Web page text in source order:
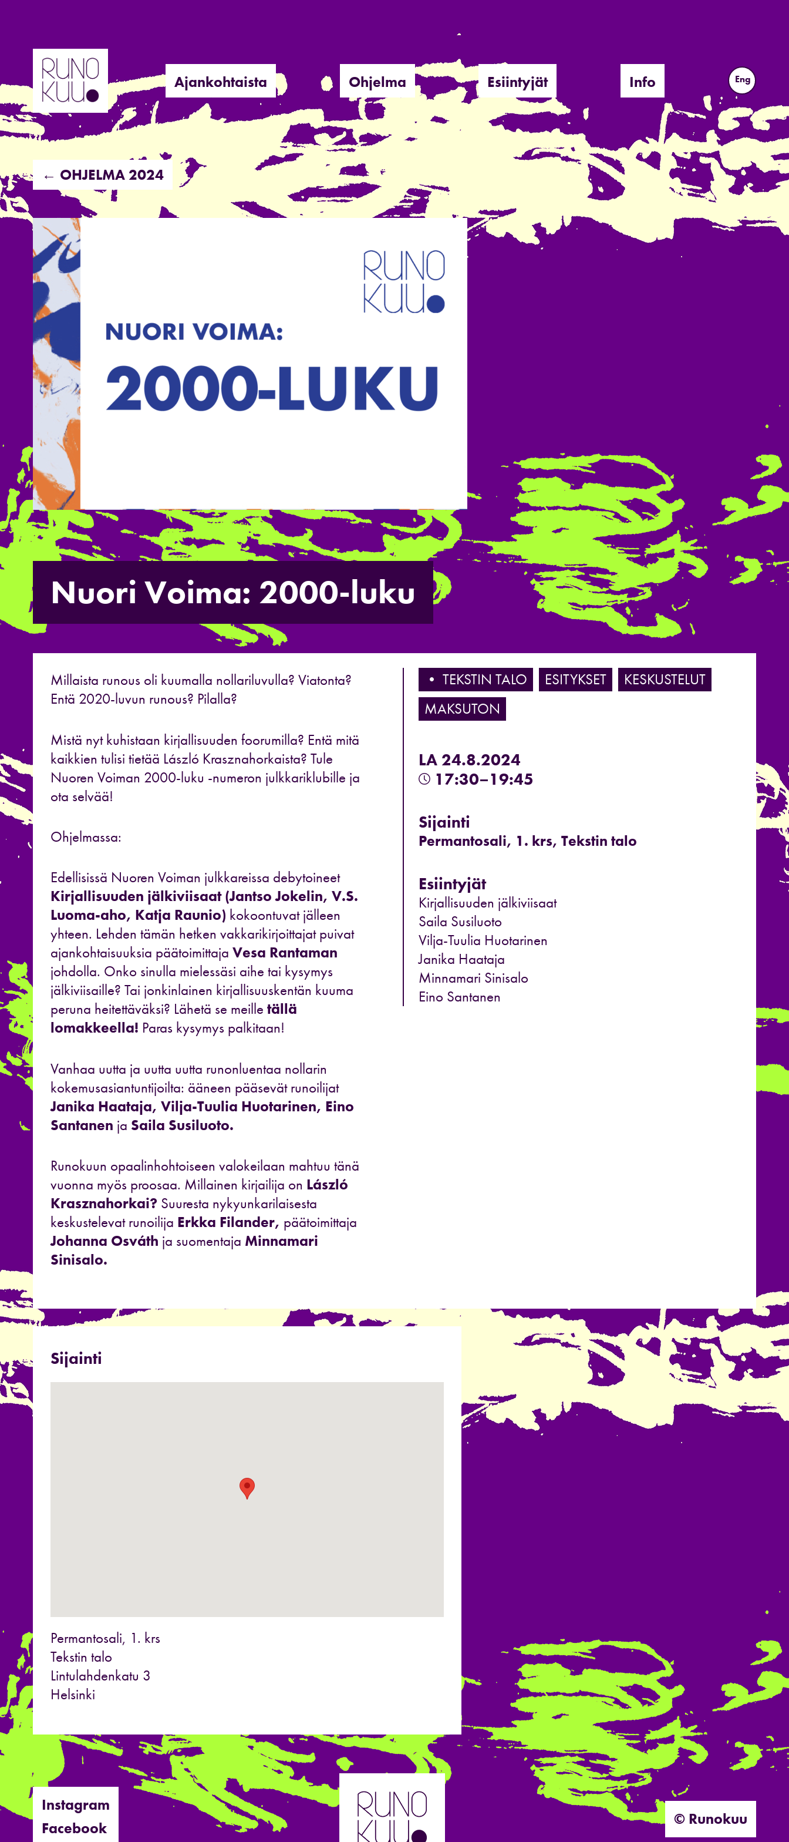
Hyppää
sisältöön
Ajankohtaista Ohjelma Esiintyjät Info Eng
← OHJELMA 2024
Nuori Voima: 2000-luku
• TEKSTIN TALO ESITYKSET
KESKUSTELUT
MAKSUTON
LA 24.8.2024
17:30–19:45
Sijainti
Permantosali, 1. krs, Tekstin talo
Esiintyjät
Kirjallisuuden jälkiviisaat
Saila Susiluoto
Vilja-Tuulia Huotarinen
Janika Haataja
Minnamari Sinisalo
Eino Santanen
Millaista runous oli kuumalla nollariluvulla? Viatonta?
Entä 2020-luvun runous? Pilalla?
Mistä nyt kuhistaan kirjallisuuden foorumilla? Entä mitä
kaikkien tulisi tietää László Krasznahorkaista? Tule
Nuoren Voiman 2000-luku -numeron julkkariklubille ja
ota selvää!
Ohjelmassa:
Edellisissä Nuoren Voiman julkkareissa debytoineet
Kirjallisuuden jälkiviisaat (Jantso Jokelin, V.S.
Luoma-aho, Katja Raunio) kokoontuvat jälleen
yhteen. Lehden tämän hetken vakkarikirjoittajat puivat
ajankohtaisuuksia päätoimittaja Vesa Rantaman
johdolla. Onko sinulla mielessäsi aihe tai kysymys
jälkiviisaille? Tai jonkinlainen kirjallisuuskentän kuuma
peruna heitettäväksi? Lähetä se meille tällä
lomakkeella! Paras kysymys palkitaan!
Vanhaa uutta ja uutta uutta runonluentaa nollarin
kokemusasiantuntijoilta: ääneen pääsevät runoilijat
Janika Haataja, Vilja-Tuulia Huotarinen, Eino
Santanen ja Saila Susiluoto.
Runokuun opaalinhohtoiseen valokeilaan mahtuu tänä
vuonna myös proosaa. Millainen kirjailija on László
Krasznahorkai? Suuresta nykyunkarilaisesta
keskustelevat runoilija Erkka Filander, päätoimittaja
Johanna Osváth ja suomentaja Minnamari
Sinisalo.
Sijainti
Permantosali, 1. krs
Tekstin talo
Lintulahdenkatu 3
Helsinki
Instagram
Facebook
© Runokuu